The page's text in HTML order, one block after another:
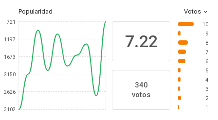
Popularidad Votos
721
1197
1673
2150
2626
3102
7.22
340
votos
10
9
8
7
6
5
4
3
2
1